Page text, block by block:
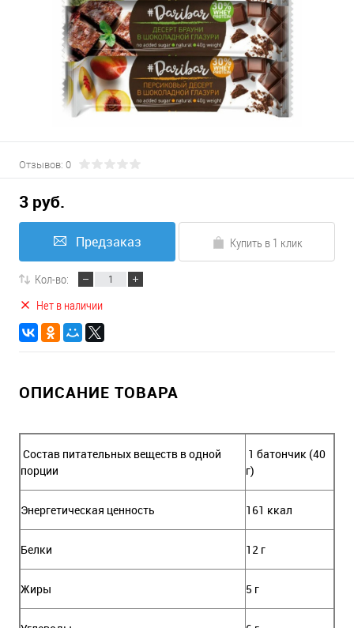
Отзывов: 0
3 руб.
Предзаказ Купить в 1 клик
Кол-во:
Нет в наличии
ОПИСАНИЕ ТОВАРА
Состав питательных веществ в одной
порции
1 батончик (40
г)
Энергетическая ценность 161 ккал
Белки 12 г
Жиры 5 г